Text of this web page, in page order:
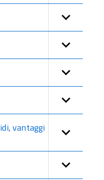
vantaggi